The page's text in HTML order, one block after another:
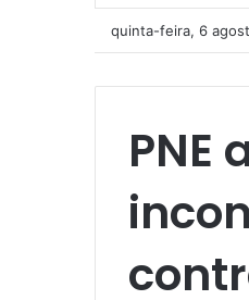
quinta-feira, 6
PNE